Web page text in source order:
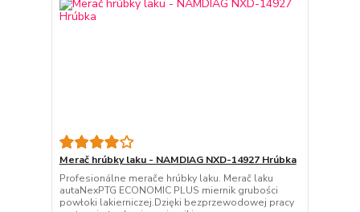
Merač hrúbky laku - NAMDIAG NXD-14927 Hrúbka
Profesionálne merače hrúbky laku. Merač laku
autaNexPTG ECONOMIC PLUS miernik grubości
powłoki lakierniczej.Dzięki bezprzewodowej pracy